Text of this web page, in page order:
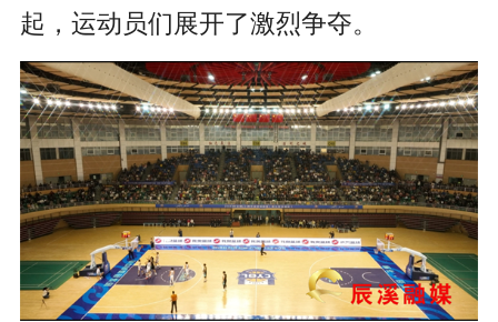
起，运动员们展开了激烈争夺。